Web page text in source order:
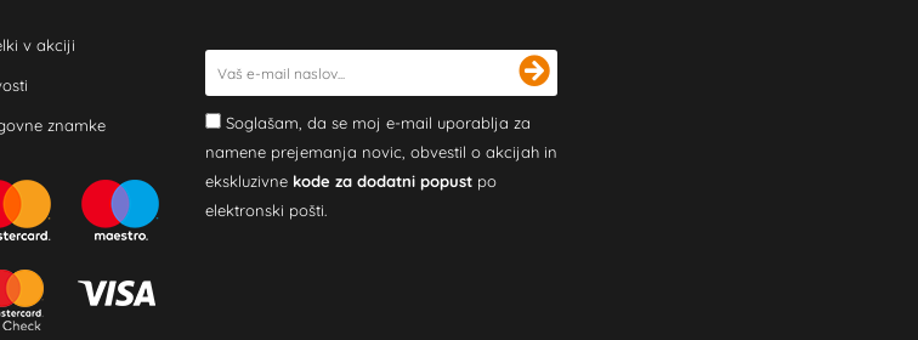
v akciji
znamke
Soglašam, da se moj e-mail uporablja za
namene prejemanja novic, obvestil o akcijah in
ekskluzivne kode za dodatni popust po
elektronski pošti.